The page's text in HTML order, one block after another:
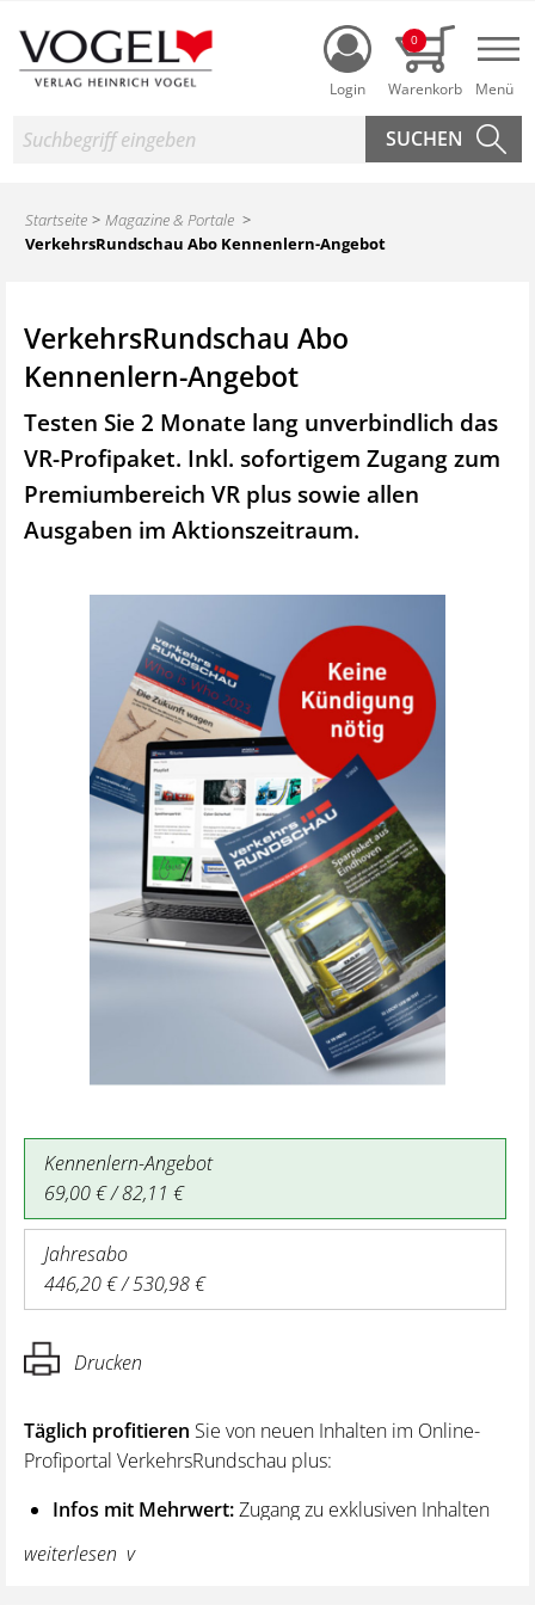
Login
0
Suche
Startseite
Magazine & Portale
VerkehrsRundschau Abo Kennenlern-Angebot
VerkehrsRundschau Abo
Kennenlern-Angebot
Testen Sie 2 Monate lang unverbindlich das
VR-Profipaket. Inkl. sofortigem Zugang zum
Premiumbereich VR plus sowie allen
Ausgaben im Aktionszeitraum.
Kennenlern-Angebot
69,00 € / 82,11 €
Jahresabo
446,20 € / 530,98 €
Drucken
Täglich profitieren Sie von neuen Inhalten im Online-
Profiportal VerkehrsRundschau plus:
Infos mit Mehrwert:Zugang zu exklusiven Inhalten
und Hintergrundwissen – von aktuellen Regelungen
wie z. B. bei den Lenk- und Ruhezeiten,
weiterlesen